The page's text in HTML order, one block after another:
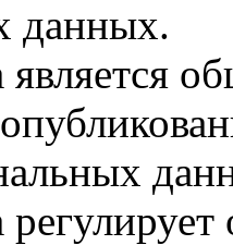
данных.
является